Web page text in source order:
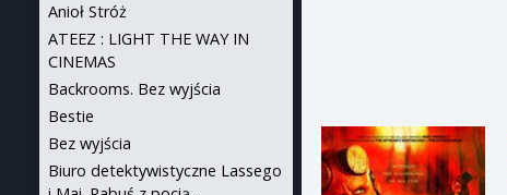
Anioł Stróż
ATEEZ : LIGHT THE WAY IN
CINEMAS
Backrooms. Bez wyjścia
Bestie
Bez wyjścia
Biuro detektywistyczne Lassego